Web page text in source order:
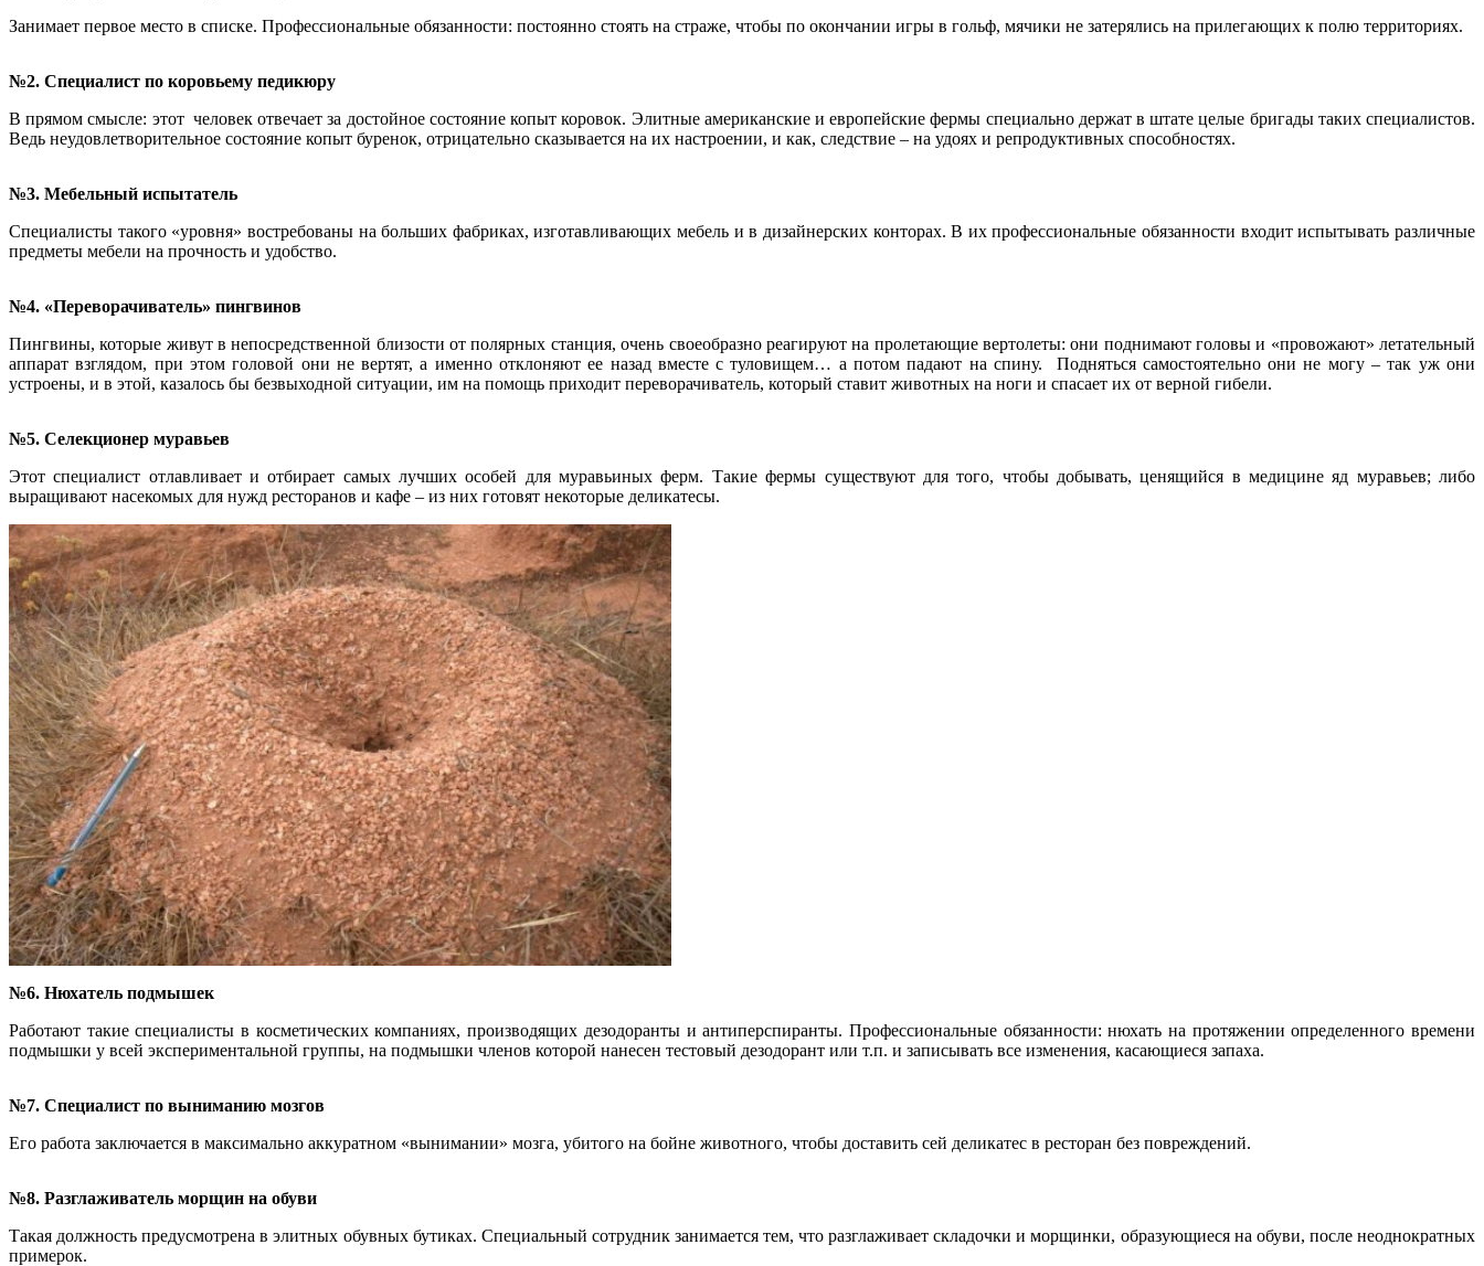
Занимает первое место в списке. Профессиональные обязанности: постоянно стоять на страже, чтобы по окончании игры в гольф, мячики не затерялись на прилегающих к полю территориях.
№2. Специалист по коровьему педикюру
В прямом смысле: этот человек отвечает за достойное состояние копыт коровок. Элитные американские и европейские фермы специально держат в штате целые бригады таких специалистов.
Ведь неудовлетворительное состояние копыт буренок, отрицательно сказывается на их настроении, и как, следствие – на удоях и репродуктивных способностях.
№3. Мебельный испытатель
Специалисты такого «уровня» востребованы на больших фабриках, изготавливающих мебель и в дизайнерских конторах. В их профессиональные обязанности входит испытывать различные
предметы мебели на прочность и удобство.
№4. «Переворачиватель» пингвинов
Пингвины, которые живут в непосредственной близости от полярных станция, очень своеобразно реагируют на пролетающие вертолеты: они поднимают головы и «провожают» летательный
аппарат взглядом, при этом головой они не вертят, а именно отклоняют ее назад вместе с туловищем… а потом падают на спину. Подняться самостоятельно они не могу – так уж они
устроены, и в этой, казалось бы безвыходной ситуации, им на помощь приходит переворачиватель, который ставит животных на ноги и спасает их от верной гибели.
№5. Селекционер муравьев
Этот специалист отлавливает и отбирает самых лучших особей для муравьиных ферм. Такие фермы существуют для того, чтобы добывать, ценящийся в медицине яд муравьев; либо
выращивают насекомых для нужд ресторанов и кафе – из них готовят некоторые деликатесы.
№6. Нюхатель подмышек
Работают такие специалисты в косметических компаниях, производящих дезодоранты и антиперспиранты. Профессиональные обязанности: нюхать на протяжении определенного времени
подмышки у всей экспериментальной группы, на подмышки членов которой нанесен тестовый дезодорант или т.п. и записывать все изменения, касающиеся запаха.
№7. Специалист по выниманию мозгов
Его работа заключается в максимально аккуратном «вынимании» мозга, убитого на бойне животного, чтобы доставить сей деликатес в ресторан без повреждений.
№8. Разглаживатель морщин на обуви
Такая должность предусмотрена в элитных обувных бутиках. Специальный сотрудник занимается тем, что разглаживает складочки и морщинки, образующиеся на обуви, после неоднократных
примерок.